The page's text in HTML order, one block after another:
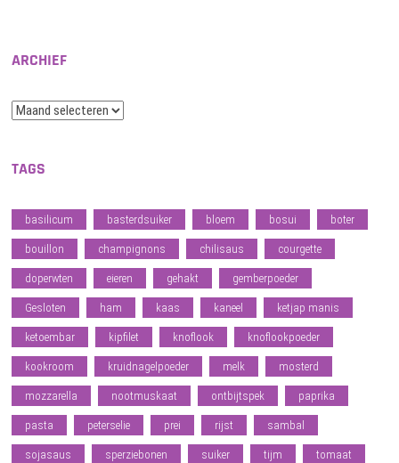
ARCHIEF
Archief
TAGS
basilicum basterdsuiker bloem bosui boter
bouillon champignons chilisaus courgette
doperwten eieren gehakt gemberpoeder
Gesloten ham kaas kaneel ketjap manis
ketoembar kipfilet knoflook knoflookpoeder
kookroom kruidnagelpoeder melk mosterd
mozzarella nootmuskaat ontbijtspek paprika
pasta peterselie prei rijst sambal
sojasaus sperziebonen suiker tijm tomaat